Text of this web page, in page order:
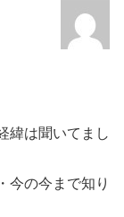
緯は聞いてまし
今の今まで知り